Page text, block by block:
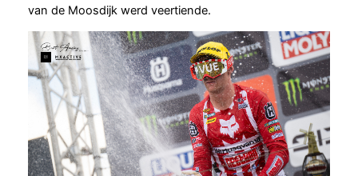
van de Moosdijk werd veertiende.